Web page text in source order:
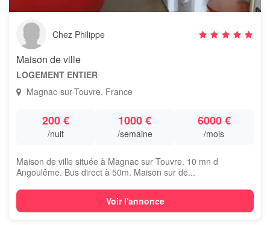
Chez Philippe
Maison de ville
LOGEMENT ENTIER
Magnac-sur-Touvre, France
200 €
/nuit
1000 €
/semaine
6000 €
/mois
Maison de ville située à Magnac sur Touvre. 10 mn d
Angoulême. Bus direct à 50m. Maison sur de...
Voir l'annonce